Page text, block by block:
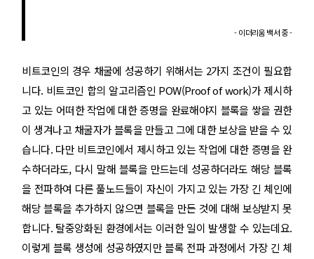
- 이더리움 백서 중 -
비트코인의 경우 채굴에 성공하기 위해서는 2가지 조건이 필요합
니다. 비트코인 합의 알고리즘인 POW(Proof of work)가 제시하
고 있는 어떠한 작업에 대한 증명을 완료해야지 블록을 쌓을 권한
이 생겨나고 채굴자가 블록을 만들고 그에 대한 보상을 받을 수 있
습니다. 다만 비트코인에서 제시하고 있는 작업에 대한 증명을 완
수하더라도, 다시 말해 블록을 만드는데 성공하더라도 해당 블록
을 전파하여 다른 풀노드들이 자신이 가지고 있는 가장 긴 체인에
해당 블록을 추가하지 않으면 블록을 만든 것에 대해 보상받지 못
합니다. 탈중앙화된 환경에서는 이러한 일이 발생할 수 있는데요.
이렇게 블록 생성에 성공하였지만 블록 전파 과정에서 가장 긴 체